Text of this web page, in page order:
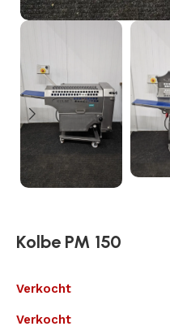
Kolbe PM 150
Verkocht
Verkocht